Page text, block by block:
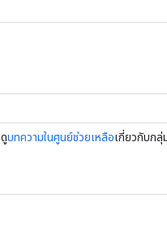
ดูบทความในศูนย์ช่วยเหลือเกี่ยวกับกลุ่